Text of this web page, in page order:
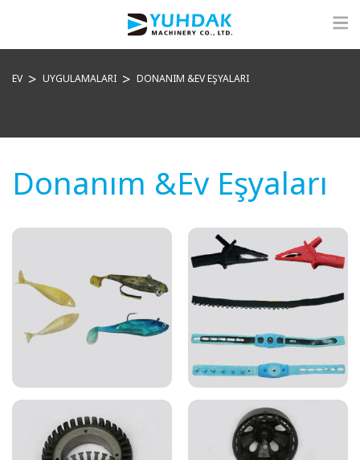
EV UYGULAMALARI DONANIM &EV EŞYALARI
Donanım &Ev Eşyaları